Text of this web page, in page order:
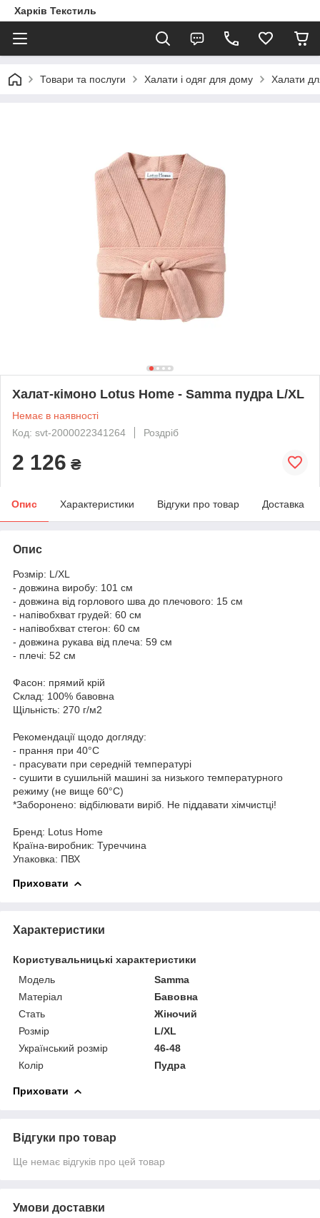
Харків Текстиль
Товари та послуги Халати і одяг для дому Халати
Халат-кімоно Lotus Home - Samma пудра L/XL
Немає в наявності
Код: svt-2000022341264
Роздріб
2 126 ₴
Опис Характеристики Відгуки про товар Доставка
Опис
Розмір: L/XL
- довжина виробу: 101 см
- довжина від горлового шва до плечового: 15 см
- напівобхват грудей: 60 см
- напівобхват стегон: 60 см
- довжина рукава від плеча: 59 см
- плечі: 52 см
Фасон: прямий крій
Склад: 100% бавовна
Щільність: 270 г/м2
Рекомендації щодо догляду:
- прання при 40°C
- прасувати при середній температурі
- сушити в сушильній машині за низького температурного
режиму (не вище 60°C)
*Заборонено: відбілювати виріб. Не піддавати хімчистці!
Бренд: Lotus Home
Країна-виробник: Туреччина
Упаковка: ПВХ
Приховати
Характеристики
Користувальницькі характеристики
Мoдель
Samma
Матеріал
Бавовна
Стать
Жіночий
Розмір
L/XL
Український розмір
46-48
Колір
Пудра
Приховати
Відгуки про товар
Ще немає відгуків про цей товар
Умови доставки